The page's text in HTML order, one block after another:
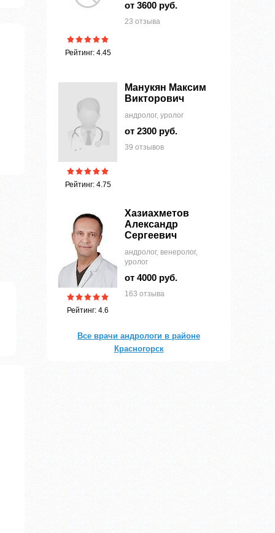
Рейтинг: 4.45
от 3600 руб.
23 отзыва
Рейтинг: 4.75
Манукян Максим
Викторович
андролог, уролог
от 2300 руб.
39 отзывов
Рейтинг: 4.6
Хазиахметов
Александр
Сергеевич
андролог, венеролог,
уролог
от 4000 руб.
163 отзыва
Все врачи андрологи в районе
Красногорск